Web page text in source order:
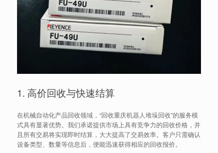
1. 高价回收与快速结算
在机械自动化产品回收领域，“回收重庆机器人堆垛回收”的服务模
式具有显著优势。我们承诺提供市场上具有竞争力的回收价格，并
且所有交易将实现即时结算，大大提高了交易效率。客户只需确认
设备类型、数量等信息后，便能迅速获得相应的回收报价。